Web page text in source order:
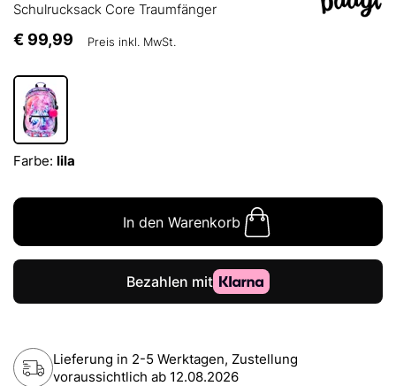
Schulrucksack Core Traumfänger
€ 99,99 Preis inkl. MwSt.
Farbe: lila
In den Warenkorb
Lieferung in 2-5 Werktagen, Zustellung
voraussichtlich ab 12.08.2026